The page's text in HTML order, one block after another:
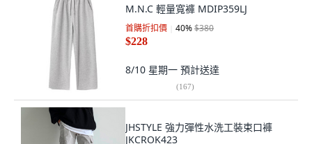
M.N.C 輕量寬褲 MDIP359LJ
首購折扣價 40%$380
$228
8/10 星期一 預計送達
(167)
JHSTYLE 強力彈性水洗工裝束口褲
JKCROK423